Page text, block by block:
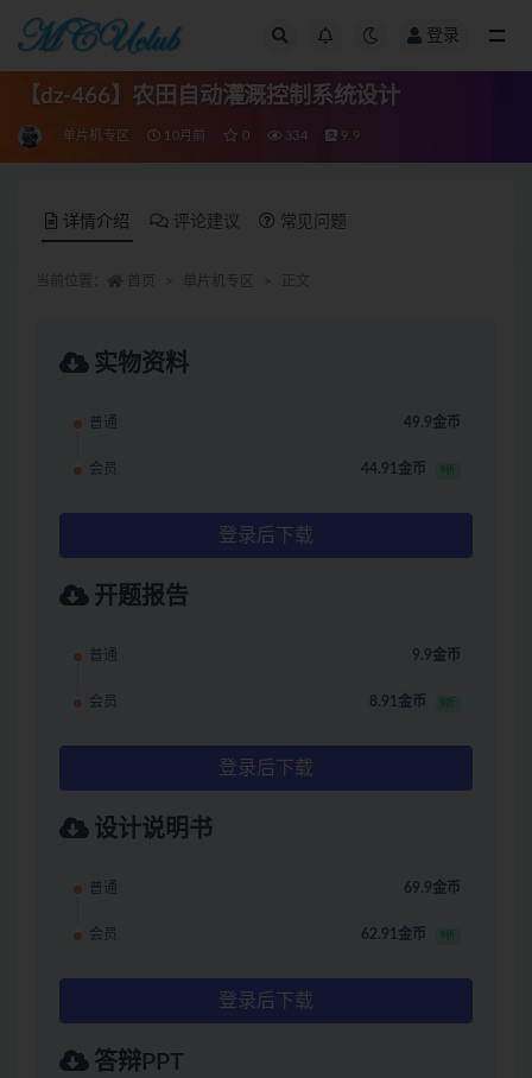
登录
【dz-466】农田自动灌溉控制系统设计
单片机专区 10月前 0 334 9.9
详情介绍 评论建议 常见问题
实物资料
普通 49.9金币
会员 44.91金币 9折
登录后下载
开题报告
普通 9.9金币
会员 8.91金币 9折
登录后下载
设计说明书
普通 69.9金币
会员 62.91金币 9折
登录后下载
答辩PPT